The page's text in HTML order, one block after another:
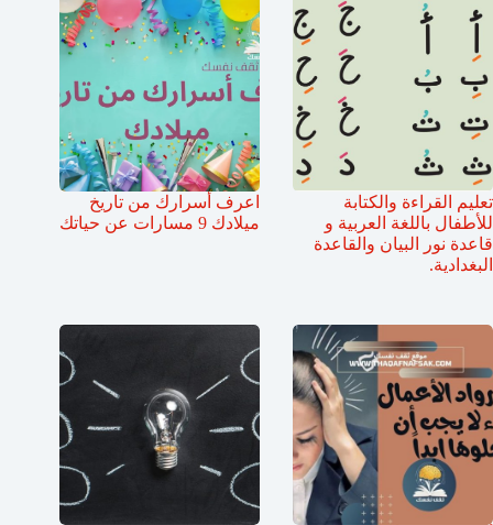
تعليم القراءة والكتابة
للأطفال باللغة العربية و
قاعدة نور البيان والقاعدة
البغدادية.
اعرف أسرارك من تاريخ
ميلادك 9 مسارات عن حياتك